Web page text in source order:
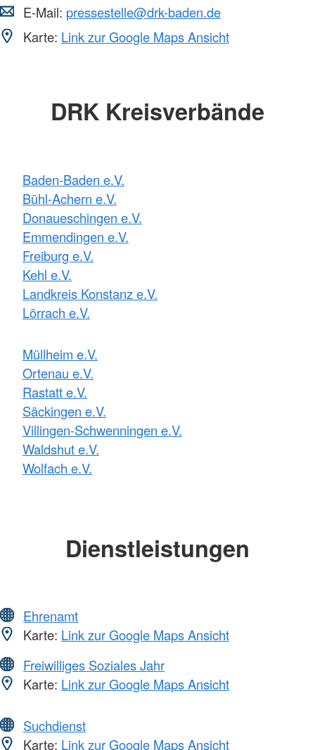
E-Mail: pressestelle@drk-baden.de
Karte: Link zur Google Maps Ansicht
DRK Kreisverbände
Baden-Baden e.V.
Bühl-Achern e.V.
Donaueschingen e.V.
Emmendingen e.V.
Freiburg e.V.
Kehl e.V.
Landkreis Konstanz e.V.
Lörrach e.V.
Müllheim e.V.
Ortenau e.V.
Rastatt e.V.
Säckingen e.V.
Villingen-Schwenningen e.V.
Waldshut e.V.
Wolfach e.V.
Dienstleistungen
Ehrenamt
Karte: Link zur Google Maps Ansicht
Freiwilliges Soziales Jahr
Karte: Link zur Google Maps Ansicht
Suchdienst
Karte: Link zur Google Maps Ansicht